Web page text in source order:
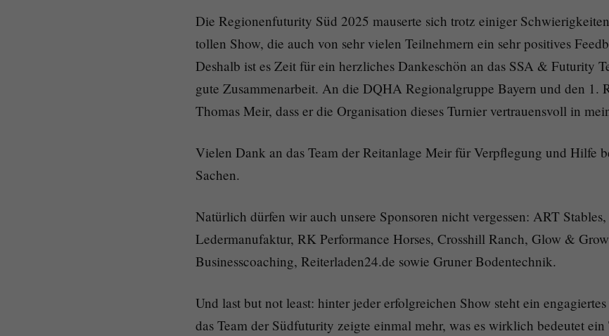
Die Regionenfuturity Süd 2025 mauserte sich trotz einiger
tollen Show, die auch von sehr vielen Teilnehmern ein sehr positives
Deshalb ist es Zeit für ein herzliches Dankeschön an das SSA & Futurity
gute Zusammenarbeit. An die DQHA Regionalgruppe Bayern und den 1.
Thomas Meir, dass er die Organisation dieses Turnier vertrauensvoll in
Vielen Dank an das Team der Reitanlage Meir für Verpflegung und Hilfe
Sachen.
Natürlich dürfen wir auch unsere Sponsoren nicht vergessen: ART
Ledermanufaktur, RK Performance Horses, Crosshill Ranch, Glow &
Businesscoaching, Reiterladen24.de sowie Gruner Bodentechnik.
Und last but not least: hinter jeder erfolgreichen Show steht ein
das Team der Südfuturity zeigte einmal mehr, was es wirklich bedeutet